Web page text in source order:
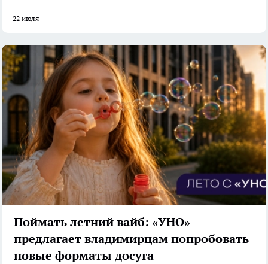
22 июля
Поймать летний вайб: «УНО»
предлагает владимирцам попробовать
новые форматы досуга